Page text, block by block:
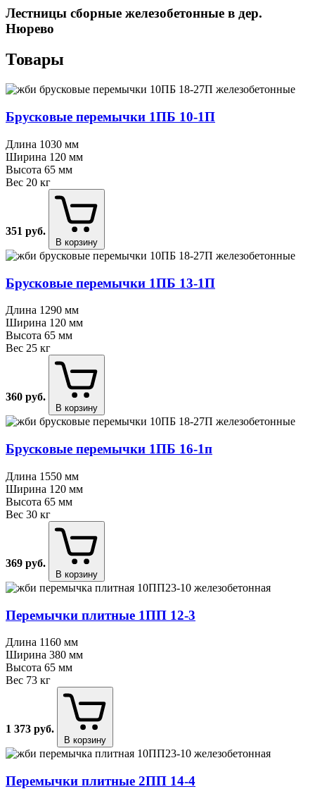
Лестницы сборные железобетонные в дер.
Нюрево
Товары
Брусковые перемычки 1ПБ 10⁠-⁠1П
Длина 1030 мм
Ширина 120 мм
Высота 65 мм
Вес 20 кг
351 руб.
В корзину
Брусковые перемычки 1ПБ 13⁠-⁠1П
Длина 1290 мм
Ширина 120 мм
Высота 65 мм
Вес 25 кг
360 руб.
В корзину
Брусковые перемычки 1ПБ 16⁠-⁠1п
Длина 1550 мм
Ширина 120 мм
Высота 65 мм
Вес 30 кг
369 руб.
В корзину
Перемычки плитные 1ПП 12⁠-⁠3
Длина 1160 мм
Ширина 380 мм
Высота 65 мм
Вес 73 кг
1 373 руб.
В корзину
Перемычки плитные 2ПП 14⁠-⁠4